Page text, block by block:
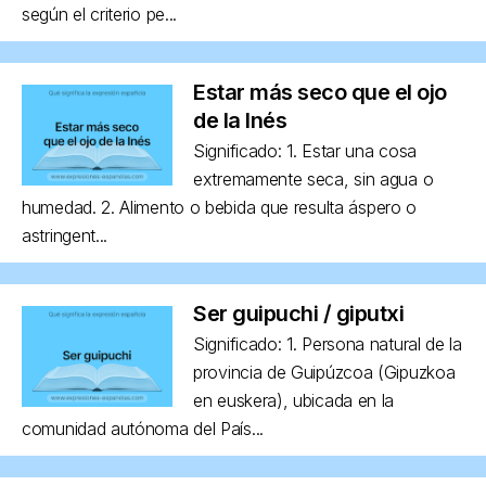
según el criterio pe...
Estar más seco que el ojo
de la Inés
Significado: 1. Estar una cosa
extremamente seca, sin agua o
humedad. 2. Alimento o bebida que resulta áspero o
astringent...
Ser guipuchi / giputxi
Significado: 1. Persona natural de la
provincia de Guipúzcoa (Gipuzkoa
en euskera), ubicada en la
comunidad autónoma del País...